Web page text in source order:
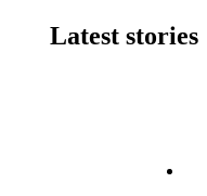
Latest stories